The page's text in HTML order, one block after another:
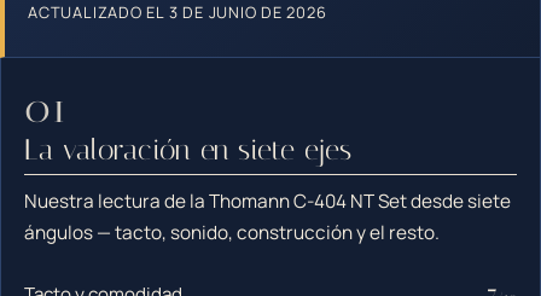
ACTUALIZADO EL 3 DE JUNIO DE 2026
La valoración en siete ejes
Nuestra lectura de la Thomann C-404 NT Set desde siete
ángulos — tacto, sonido, construcción y el resto.